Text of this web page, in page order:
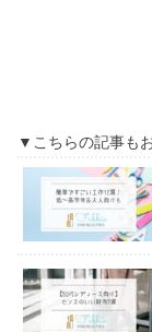
▼こちらの記事も